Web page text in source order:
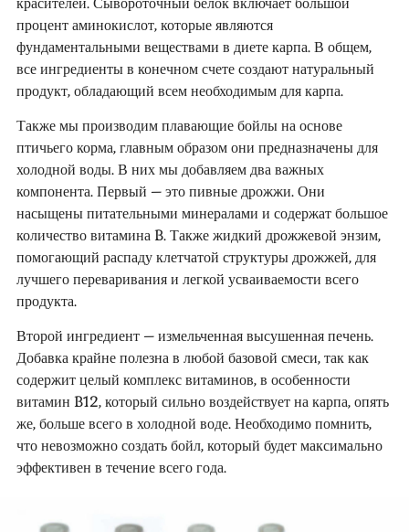
процент аминокислот, которые являются
фундаментальными веществами в диете карпа. В общем,
все ингредиенты в конечном счете создают натуральный
продукт, обладающий всем необходимым для карпа.
Также мы производим плавающие бойлы на основе
птичьего корма, главным образом они предназначены для
холодной воды. В них мы добавляем два важных
компонента. Первый – это пивные дрожжи. Они
насыщены питательными минералами и содержат большое
количество витамина B. Также жидкий дрожжевой энзим,
помогающий распаду клетчатой структуры дрожжей, для
лучшего переваривания и легкой усваиваемости всего
продукта.
Второй ингредиент – измельченная высушенная печень.
Добавка крайне полезна в любой базовой смеси, так как
содержит целый комплекс витаминов, в особенности
витамин B12, который сильно воздействует на карпа, опять
же, больше всего в холодной воде. Необходимо помнить,
что невозможно создать бойл, который будет максимально
эффективен в течение всего года.